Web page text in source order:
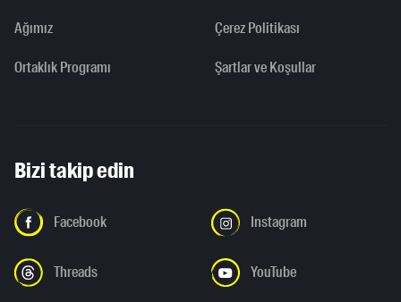
Ağımız
Ortaklık Programı
Çerez Politikası
Şartlar ve Koşullar
Bizi takip edin
Facebook Instagram
Threads YouTube